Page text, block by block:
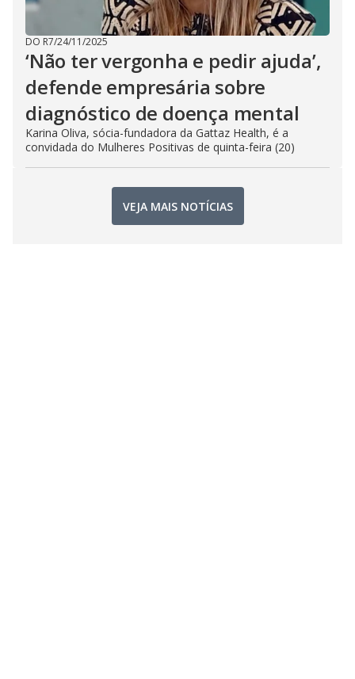
DO R7/24/11/2025
‘Não ter vergonha e pedir ajuda’,
defende empresária sobre
diagnóstico de doença mental
Karina Oliva, sócia-fundadora da Gattaz Health, é a
convidada do Mulheres Positivas de quinta-feira (20)
VEJA MAIS NOTÍCIAS